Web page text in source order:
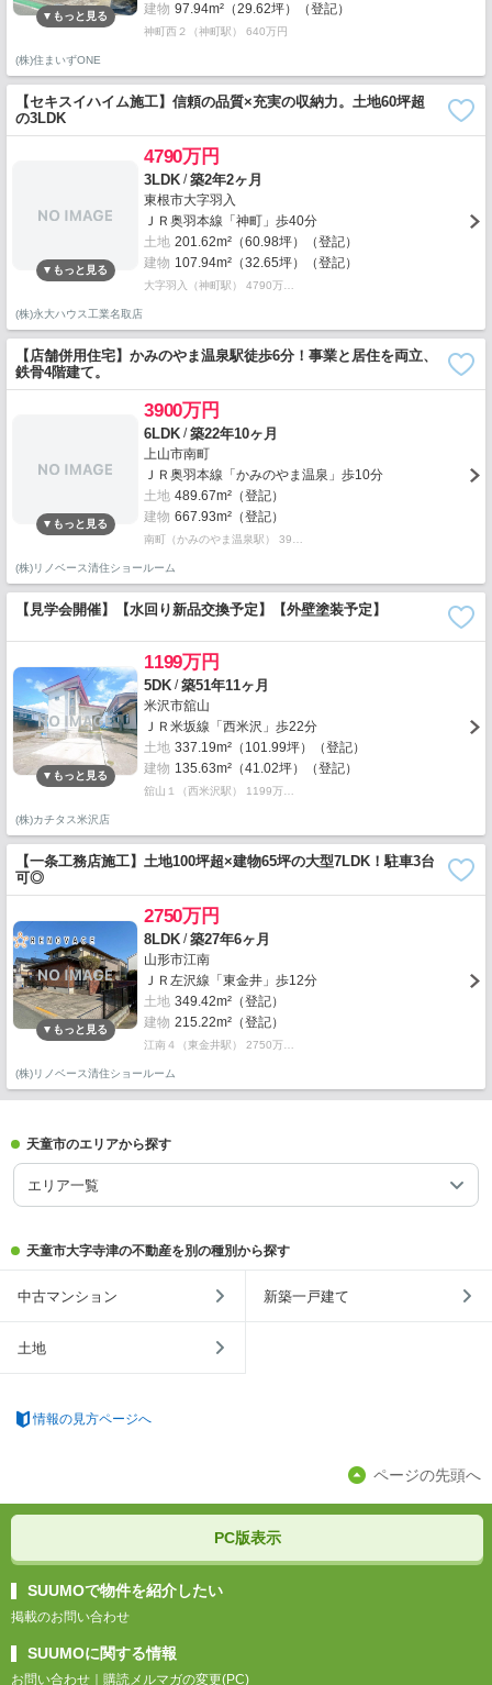
建物 97.94m²（29.62坪）（登記）
神町西２（神町駅） 640万円
(株)住まいずONE
【セキスイハイム施工】信頼の品質×充実の収納力。土地60坪超
の3LDK
4790万円
3LDK /築2年2ヶ月
東根市大字羽入
ＪＲ奥羽本線「神町」歩40分
土地 201.62m²（60.98坪）（登記）
建物 107.94m²（32.65坪）（登記）
大字羽入（神町駅） 4790万…
(株)永大ハウス工業名取店
【店舗併用住宅】かみのやま温泉駅徒歩6分！事業と居住を両立、
鉄骨4階建て。
3900万円
6LDK /築22年10ヶ月
上山市南町
ＪＲ奥羽本線「かみのやま温泉」歩10分
土地 489.67m²（登記）
建物 667.93m²（登記）
南町（かみのやま温泉駅） 39…
(株)リノベース清住ショールーム
【見学会開催】【水回り新品交換予定】【外壁塗装予定】
1199万円
5DK /築51年11ヶ月
米沢市舘山
ＪＲ米坂線「西米沢」歩22分
土地 337.19m²（101.99坪）（登記）
建物 135.63m²（41.02坪）（登記）
舘山１（西米沢駅） 1199万…
(株)カチタス米沢店
【一条工務店施工】土地100坪超×建物65坪の大型7LDK！駐車3台
可◎
2750万円
8LDK /築27年6ヶ月
山形市江南
ＪＲ左沢線「東金井」歩12分
土地 349.42m²（登記）
建物 215.22m²（登記）
江南４（東金井駅） 2750万…
(株)リノベース清住ショールーム
天童市のエリアから探す
エリア一覧
天童市大字寺津の不動産を別の種別から探す
中古マンション 新築一戸建て
土地
情報の見方ページへ
ページの先頭へ
PC版表示
SUUMOで物件を紹介したい
掲載のお問い合わせ
SUUMOに関する情報
お問い合わせ 購読メルマガの変更(PC)